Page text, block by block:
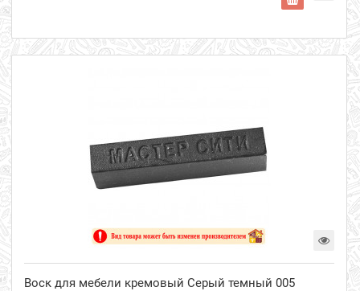
Воск для мебели кремовый Серый темный 005